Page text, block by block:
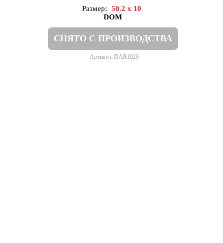
Размер:
50.2 x 10
DOM
СНЯТО С ПРОИЗВОДСТВА
Артикул: DAR1020